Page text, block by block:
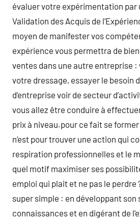
évaluer votre expérimentation par
Validation des Acquis de
moyen de manifester vos
expérience vous permettra de
ventes dans une autre entreprise :
votre dressage, essayer le besoin
d’entreprise voir de secteur
vous allez être conduire à
prix à niveau.pour ce fait se former
n’est pour trouver une action qui
respiration professionnelles et le
quel motif maximiser ses
emploi qui plait et ne pas le perdre
super simple : en développant son
connaissances et en digérant de